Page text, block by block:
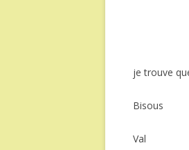
je trouve
Bisous
Val